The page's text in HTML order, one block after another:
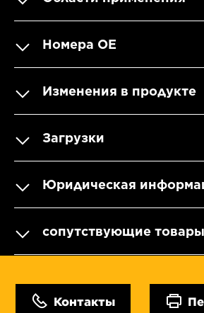
Номера OE
Изменения в продукте
Загрузки
Юридическая
сопутствующие товары
Контакты